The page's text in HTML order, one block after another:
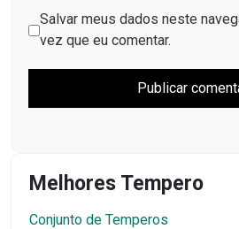
Salvar meus dados neste
vez que eu comentar.
Melhores Tempero
Conjunto de Temperos